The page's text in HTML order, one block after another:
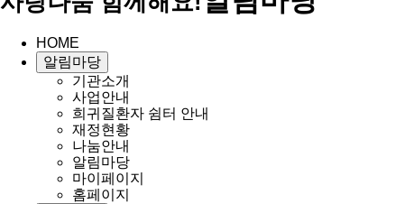
HOME
알림마당
기관소개
사업안내
희귀질환자 쉼터 안내
재정현황
나눔안내
알림마당
마이페이지
홈페이지